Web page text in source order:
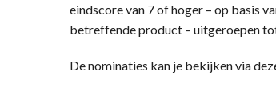
eindscore van 7 of hoger – op basis
betreffende product – uitgeroepen
De nominaties kan je bekijken via